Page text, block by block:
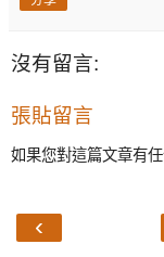
沒有留言:
張貼留言
如果您對這篇文章有
‹